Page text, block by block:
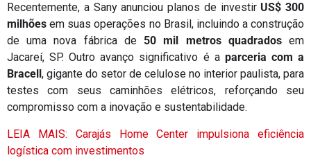
Recentemente, a Sany anunciou planos de investir US$ 300
milhões em suas operações no Brasil, incluindo a construção
de uma nova fábrica de 50 mil metros quadradosem
Jacareí, SP. Outro avanço significativo é a parceria com a
Bracell , gigante do setor de celulose no interior paulista, para
testes com seus caminhões elétricos, reforçando seu
compromisso com a inovação e sustentabilidade.
LEIA MAIS: Carajás Home Center impulsiona eficiência
logística com investimentos